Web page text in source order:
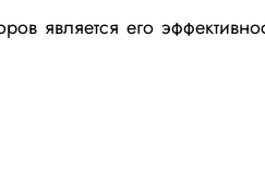
является его